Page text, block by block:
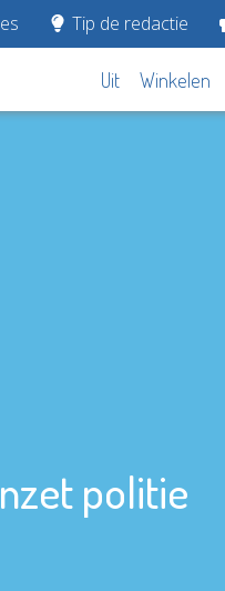
Tip de redactie
Uit Winkelen
politie